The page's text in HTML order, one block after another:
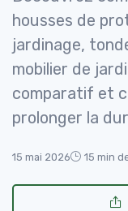
housses de
jardinage,
mobilier de
comparatif et
prolonger la
15 mai 2026 15 min